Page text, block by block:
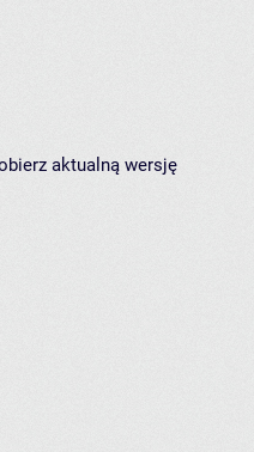
aktualną wersję